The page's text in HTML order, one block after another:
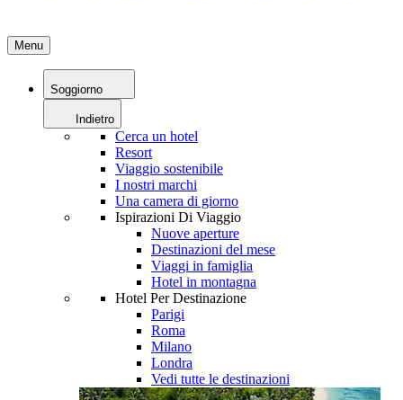
Menu
Soggiorno
Indietro
Cerca un hotel
Resort
Viaggio sostenibile
I nostri marchi
Una camera di giorno
Ispirazioni Di Viaggio
Nuove aperture
Destinazioni del mese
Viaggi in famiglia
Hotel in montagna
Hotel Per Destinazione
Parigi
Roma
Milano
Londra
Vedi tutte le destinazioni